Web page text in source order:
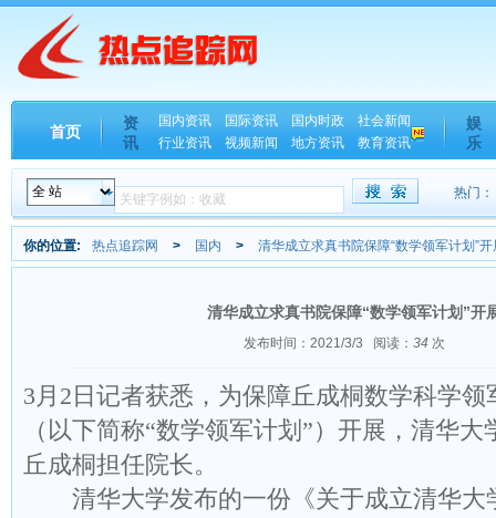
首页
资
讯
国内资讯 国际资讯 国内时政
社会新闻
行业资讯
视频新闻 地方资讯 教育资讯
娱
乐
热门：
你的位置: 热点追踪网 > 国内 > 清华成立求真书院保障“数学领军计划”开
清华成立求真书院保障“数学领军计划”开
发布时间：2021/3/3 阅读： 34 次
3月2日记者获悉，为保障丘成桐数学科学领
（以下简称“数学领军计划”）开展，清华
丘成桐担任院长。
清华大学发布的一份《关于成立清华大